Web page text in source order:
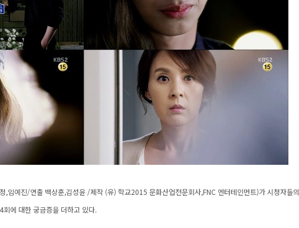
,임예진/연출 백상훈,김성윤 /제작 (유) 학교2015 문화산업전문회사,FNC 엔터테인먼트)가 시청자들의
에 대한 궁금증을 더하고 있다.